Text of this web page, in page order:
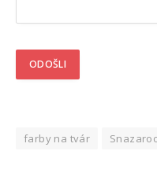
farby na tvár